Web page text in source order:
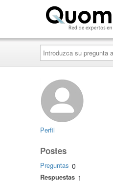
Introduzca
su
pregunta
aquí...
Perfil
Postes
Preguntas 0
Respuestas 1